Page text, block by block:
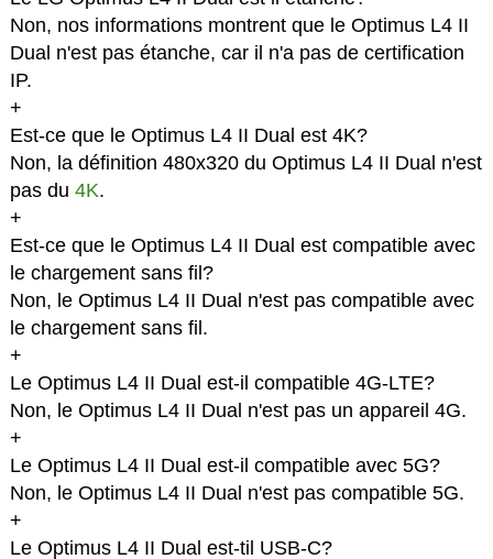
Non, nos informations montrent que le Optimus L4 II
Dual n'est pas étanche, car il n'a pas de certification
IP.
+
Est-ce que le Optimus L4 II Dual est 4K?
Non, la définition 480x320 du Optimus L4 II Dual n'est
pas du 4K.
+
Est-ce que le Optimus L4 II Dual est compatible avec
le chargement sans fil?
Non, le Optimus L4 II Dual n'est pas compatible avec
le chargement sans fil.
+
Le Optimus L4 II Dual est-il compatible 4G-LTE?
Non, le Optimus L4 II Dual n'est pas un appareil 4G.
+
Le Optimus L4 II Dual est-il compatible avec 5G?
Non, le Optimus L4 II Dual n'est pas compatible 5G.
+
Le Optimus L4 II Dual est-til USB-C?